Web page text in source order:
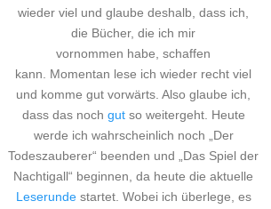
wieder viel und glaube deshalb, dass ich,
die Bücher, die ich mir
vornommen habe, schaffen
kann. Momentan lese ich wieder recht viel
und komme gut vorwärts. Also glaube ich,
dass das noch gutso weitergeht. Heute
werde ich wahrscheinlich noch „Der
Todeszauberer“ beenden und „Das Spiel der
Nachtigall“ beginnen, da heute die aktuelle
Leserundestartet. Wobei ich überlege, es